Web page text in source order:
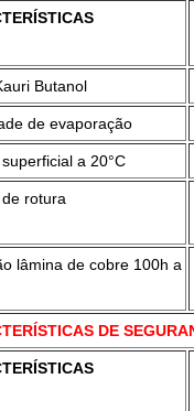
Butanol
de evaporação
a 20°C
rotura
lâmina de cobre 100h a
DE